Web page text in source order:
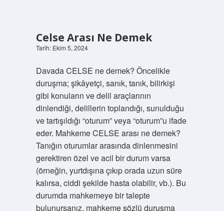
Celse Arası Ne Demek
Tarih: Ekim 5, 2024
Davada CELSE ne demek? Öncelikle
duruşma; şikâyetçi, sanık, tanık, bilirkişi
gibi konuların ve delil araçlarının
dinlendiği, delillerin toplandığı, sunulduğu
ve tartışıldığı “oturum” veya “oturum”u ifade
eder. Mahkeme CELSE arası ne demek?
Tanığın oturumlar arasında dinlenmesini
gerektiren özel ve acil bir durum varsa
(örneğin, yurtdışına çıkıp orada uzun süre
kalırsa, ciddi şekilde hasta olabilir, vb.). Bu
durumda mahkemeye bir talepte
bulunursanız, mahkeme sözlü duruşma